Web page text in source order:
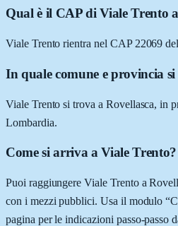
Qual è il CAP di Viale Trento
Viale Trento rientra nel CAP 22069
In quale comune e provincia
Viale Trento si trova a Rovellasca, in
Lombardia.
Come si arriva a Viale Trento?
Puoi raggiungere Viale Trento a
con i mezzi pubblici. Usa il modulo
pagina per le indicazioni passo-passo